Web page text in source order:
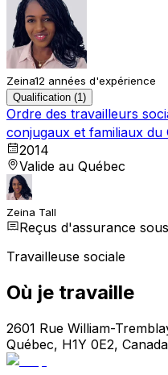
Zeina12 années d'expérience
Qualification (1)
Ordre des travailleurs
conjugaux et familiaux du
2014
Valide au Québec
Zeina Tall
Reçus d'assurance
Travailleuse sociale
Où je travaille
2601 Rue William-
Québec, H1Y 0E2, Canada